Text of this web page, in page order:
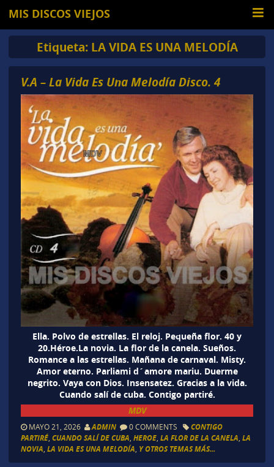
MIS DISCOS VIEJOS
Etiqueta: LA VIDA ES UNA MELODÍA
V.A – La Vida Es Una Melodía Disco. 4
Ella. Polvo de estrellas. El reloj. Pequeña flor. 40 y
20.Héroe.La novia. La flor de la canela. Sueños.
Romance a las estrellas. Mañana de carnaval. Misty.
Amor eterno. Parliami d´amore mariu. Duerme
negrito. Vaya con Dios. Insensatez. Gracias a la vida.
Cuando salí de cuba. Contigo partiré.
MDV
MAYO 21, 2026 ADMIN 0 COMMENTS
CONTIGO
PARTIRÉ, CUANDO SALÍ DE CUBA HEROE, LA FLOR DE LA CANELA LA
NOVIA LA VIDA ES UNA MELODÍA Y OTROS TEMAS MÁS...